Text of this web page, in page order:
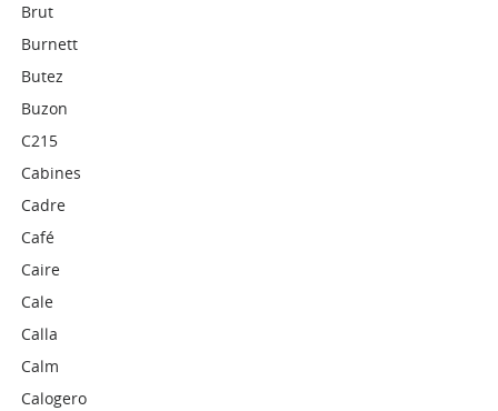
Brut
Burnett
Butez
Buzon
C215
Cabines
Cadre
Café
Caire
Cale
Calla
Calm
Calogero